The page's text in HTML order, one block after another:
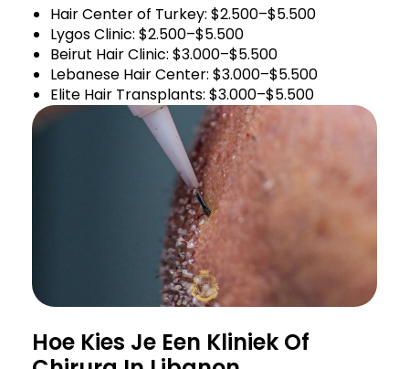
Hair Center of Turkey: $2.500–$5.500
Lygos Clinic: $2.500–$5.500
Beirut Hair Clinic: $3.000–$5.500
Lebanese Hair Center: $3.000–$5.500
Elite Hair Transplants: $3.000–$5.500
Hoe Kies Je Een Kliniek Of